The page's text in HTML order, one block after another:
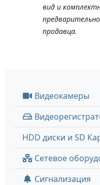
вид и
продавца.
Видеокамеры
HDD диски и SD
Сетевое
Сигнализация